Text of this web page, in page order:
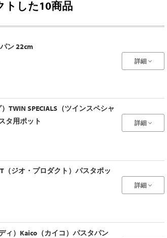
トした10商品
ン 22cm
詳細
TWIN SPECIALS（ツインスペシャ
タ用ポット
詳細
（ジオ・プロダクト）パスタポッ
詳細
ィ）Kaico（カイコ）パスタパン